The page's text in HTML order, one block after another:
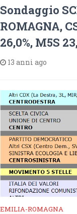
Sondaggio
ROMAGNA,
26,0%, M5S
13 anni ago
EMILIA-ROMAGNA